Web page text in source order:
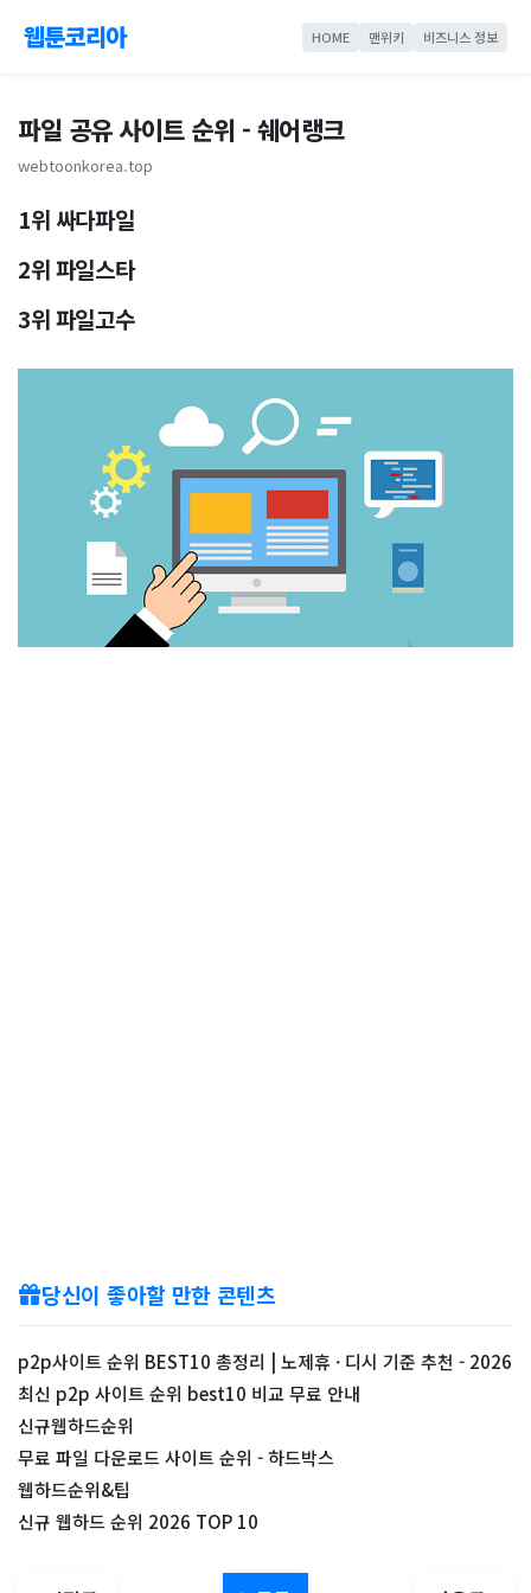
웹툰코리아 HOME 맨위키 비즈니스 정보
파일 공유 사이트 순위 - 쉐어랭크
webtoonkorea.top
1위 싸다파일
2위 파일스타
3위 파일고수
당신이 좋아할 만한 콘텐츠
p2p사이트 순위 BEST10 총정리 | 노제휴 · 디시 기준 추천 - 2026
최신 p2p 사이트 순위 best10 비교 무료 안내
신규웹하드순위
무료 파일 다운로드 사이트 순위 - 하드박스
웹하드순위&팁
신규 웹하드 순위 2026 TOP 10